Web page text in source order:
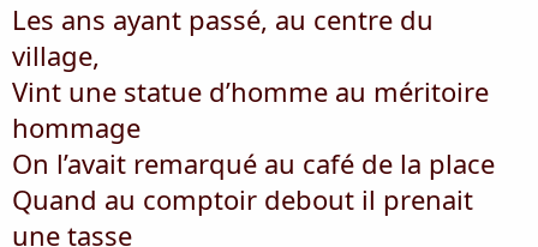
Les ans ayant passé, au centre du
village,
Vint une statue d’homme au méritoire
hommage
On l’avait remarqué au café de la place
Quand au comptoir debout il prenait
une tasse